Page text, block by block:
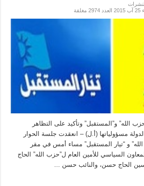
الـ17 بين “حزب الله” و”المستقبل” وتأكيد على التظاهر
مسؤولياتها (أ.ل) – انعقدت جلسة الحوار
و “تيار المستقبل” مساء أمس في مقر
السياسي للأمين العام ل”حزب الله” الحاج
الحاج حسن، والنائب حسن ...